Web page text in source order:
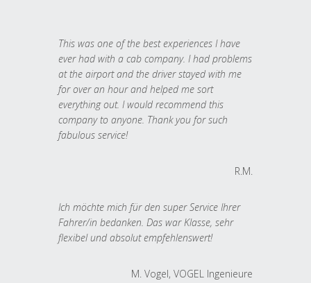
This was one of the best experiences I have
ever had with a cab company. I had problems
at the airport and the driver stayed with me
for over an hour and helped me sort
everything out. I would recommend this
company to anyone. Thank you for such
fabulous service!
R.M.
Ich möchte mich für den super Service Ihrer
Fahrer/in bedanken. Das war Klasse, sehr
flexibel und absolut empfehlenswert!
M. Vogel, VOGEL Ingenieure